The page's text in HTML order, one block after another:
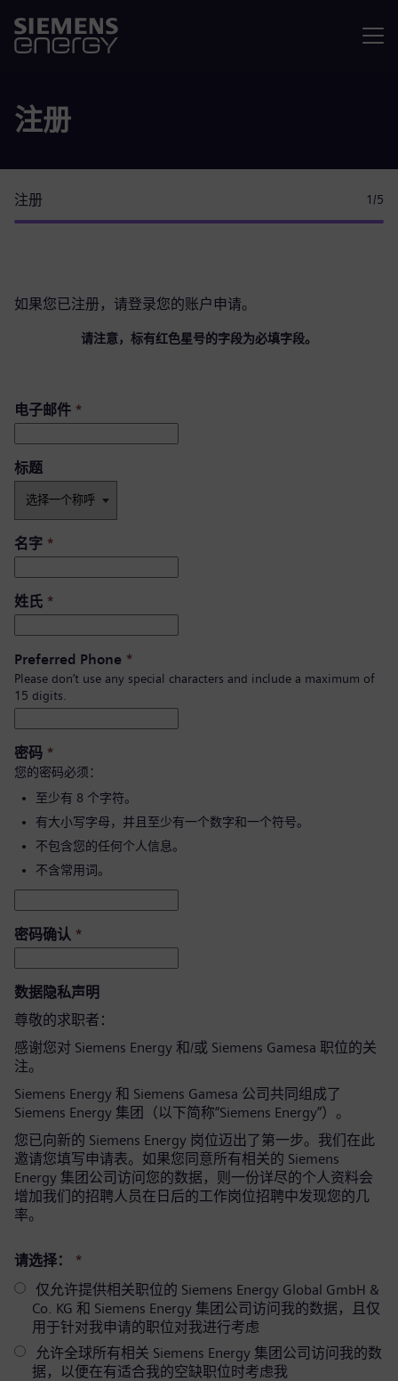
注册
注册 1 /5
如果您已注册，请登录您的账户 申请。
请注意，标有红色星号的字段为必填字段。
电子邮件 *
标题
名字 *
姓氏 *
Preferred Phone *
Please don’t use any special characters and include a maximum of
15 digits.
密码 *
您的密码必须：
至少有 8 个字符。
有大小写字母，并且至少有一个数字和一个符号。
不包含您的任何个人信息。
不含常用词。
密码确认 *
数据隐私声明
尊敬的求职者：
感谢您对 Siemens Energy 和/或 Siemens Gamesa 职位的关
注。
Siemens Energy 和 Siemens Gamesa 公司共同组成了
Siemens Energy 集团（以下简称“Siemens Energy”）。
您已向新的 Siemens Energy 岗位迈出了第一步。我们在此
邀请您填写申请表。如果您同意所有相关的 Siemens
Energy 集团公司访问您的数据，则一份详尽的个人资料会
增加我们的招聘人员在日后的工作岗位招聘中发现您的几
率。
请选择：
*
仅允许提供相关职位的 Siemens Energy Global GmbH &
Co. KG 和 Siemens Energy 集团公司访问我的数据，且仅
用于针对我申请的职位对我进行考虑
允许全球所有相关 Siemens Energy 集团公司访问我的数
据，以便在有适合我的空缺职位时考虑我